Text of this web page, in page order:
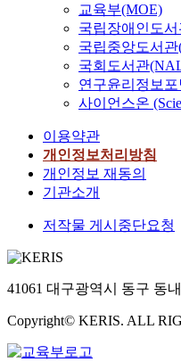
교육부(MOE)
국립장애인도
국립중앙도서
국회도서관
연구윤리정보포
사이언스온
이용약관
개인정보처리방침
개인정보 재동의
기관소개
저작물 게시중단요청
41061 대구광역시 동구 동
Copyright© KERIS. ALL